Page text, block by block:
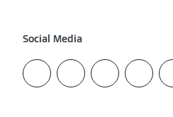
Social Media